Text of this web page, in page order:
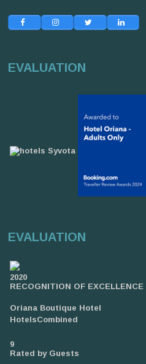
EVALUATION
EVALUATION
2020
RECOGNITION OF EXCELLENCE
Oriana Boutique Hotel
HotelsCombined
9
Rated by Guests